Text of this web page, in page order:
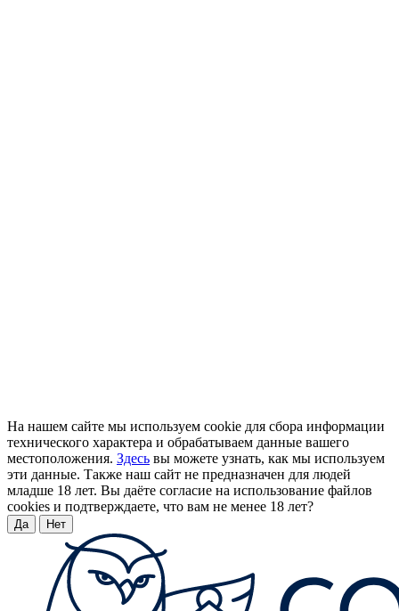
На нашем сайте мы используем cookie для сбора информации
технического характера и обрабатываем данные вашего
местоположения. Здесь вы можете узнать, как мы используем
эти данные. Также наш сайт не предназначен для людей
младше 18 лет. Вы даёте согласие на использование файлов
cookies и подтверждаете, что вам не менее 18 лет?
Да Нет